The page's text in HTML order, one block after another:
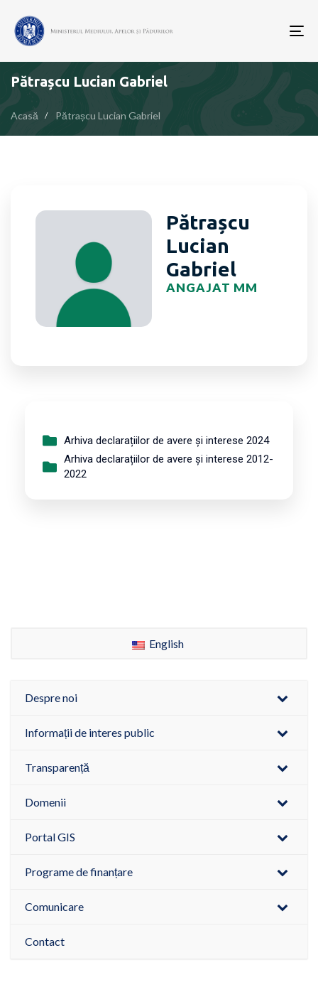
Pătrașcu Lucian Gabriel
Acasă Pătrașcu Lucian Gabriel
Pătrașcu
Lucian
Gabriel
ANGAJAT MM
Arhiva declarațiilor de avere și interese 2024
Arhiva declarațiilor de avere și interese 2012-
2022
English
Despre noi
Informații de interes public
Transparență
Domenii
Portal GIS
Programe de finanțare
Comunicare
Contact